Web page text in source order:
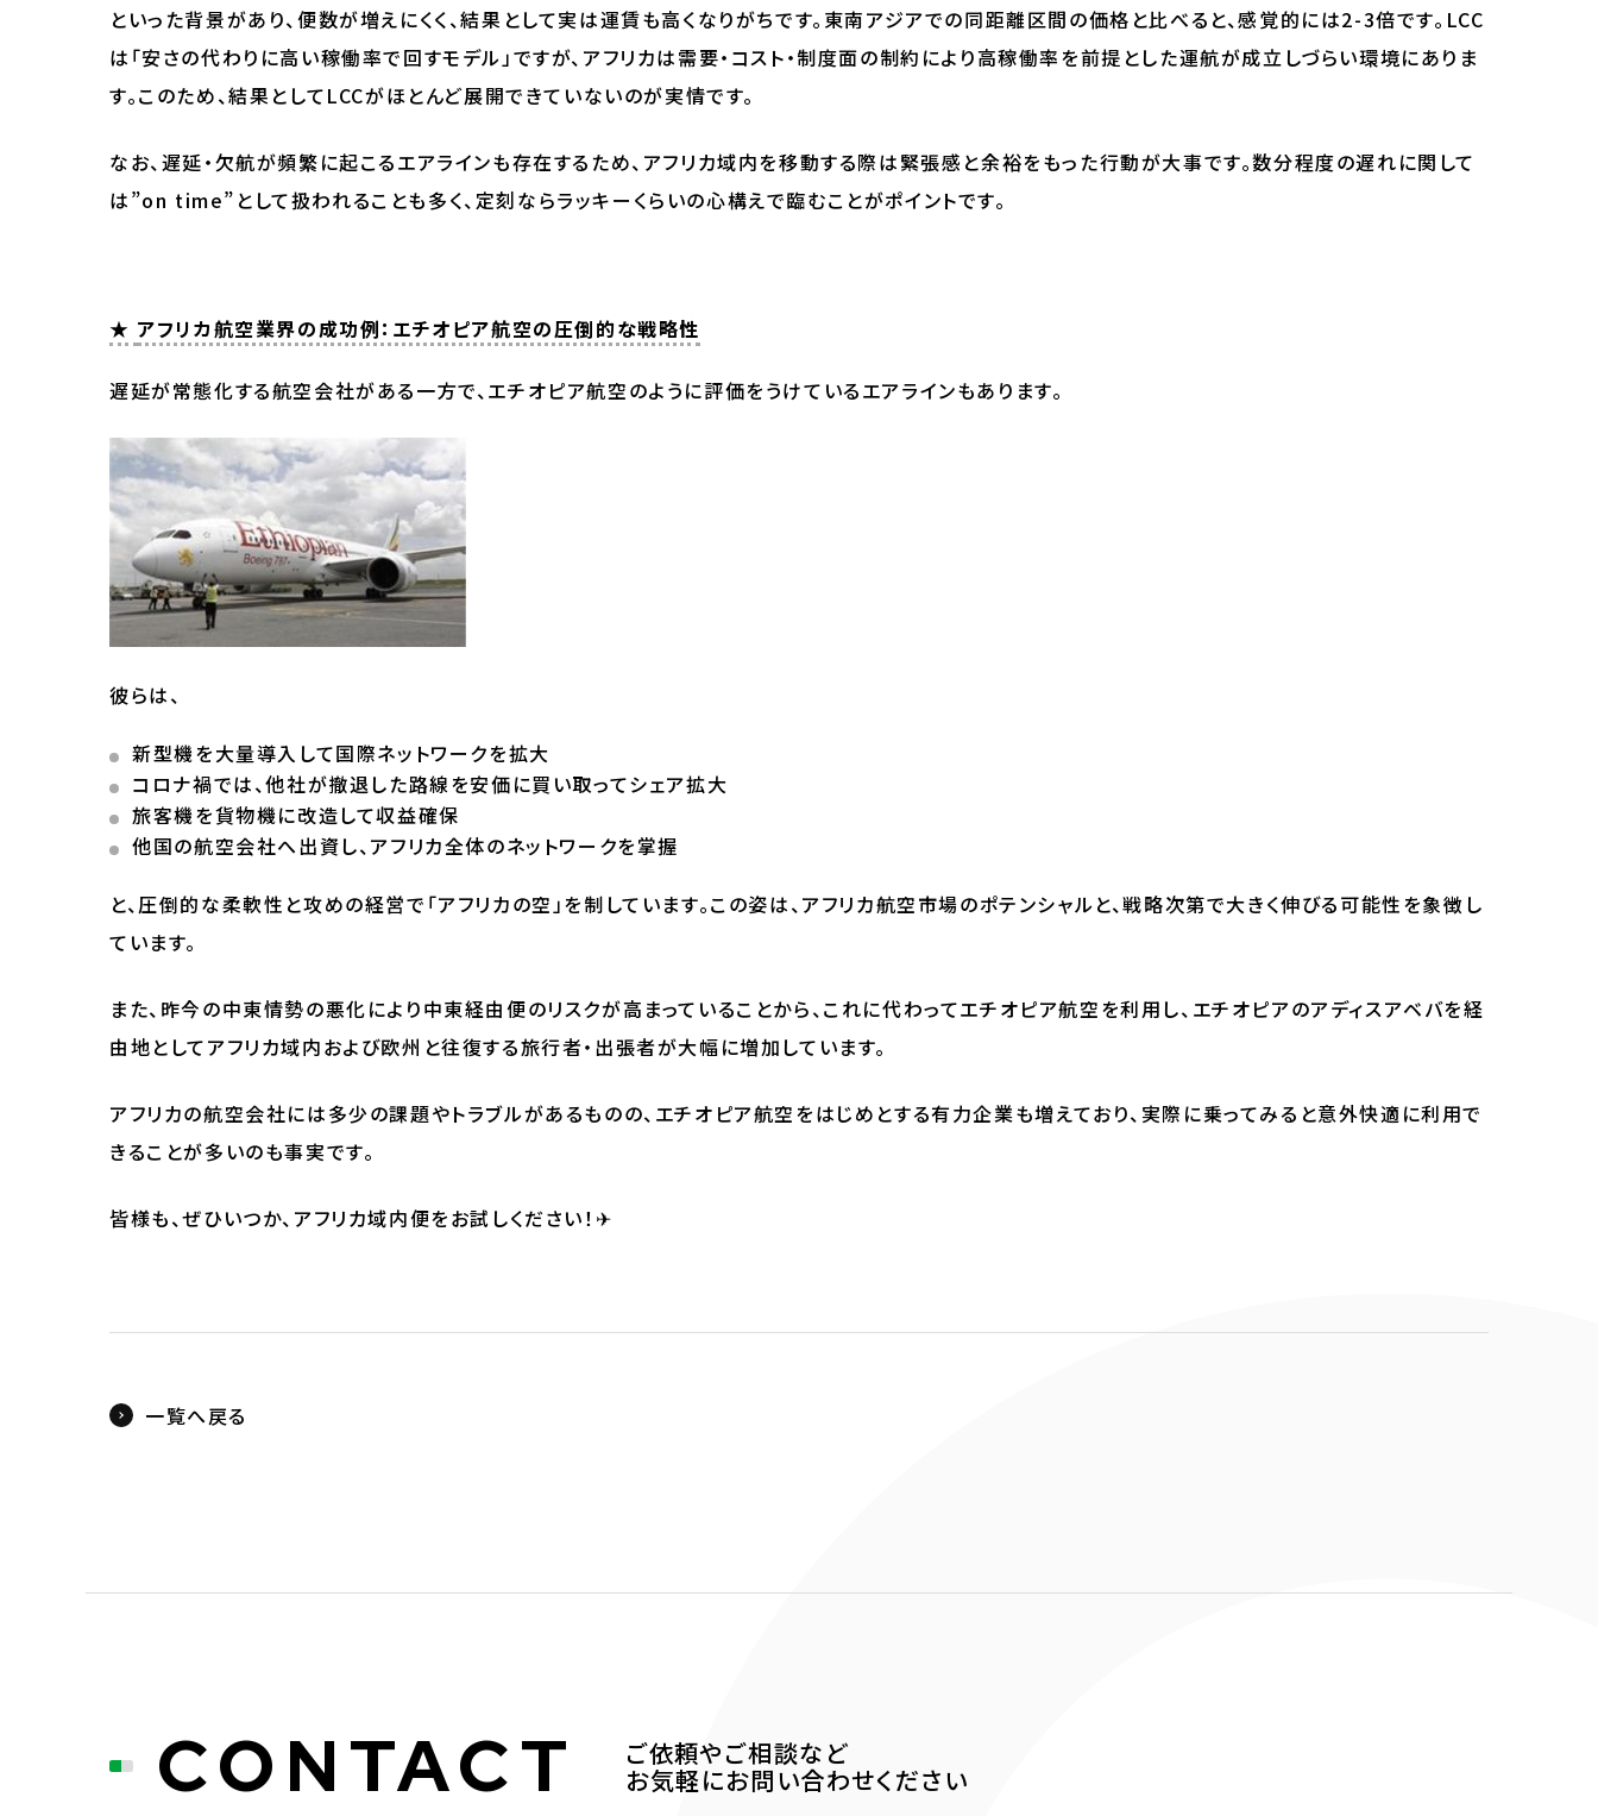
といった背景があり、便数が増えにくく、結果として実は運賃も高くなりがちです。東南アジアでの同距離区間の価格と比べると、感覚的には2-3倍です。LCC
は「安さの代わりに高い稼働率で回すモデル」ですが、アフリカは需要・コスト・制度面の制約により高稼働率を前提とした運航が成立しづらい環境にありま
す。このため、結果としてLCCがほとんど展開できていないのが実情です。
なお、遅延・欠航が頻繁に起こるエアラインも存在するため、アフリカ域内を移動する際は緊張感と余裕をもった行動が大事です。数分程度の遅れに関して
は”on time”として扱われることも多く、定刻ならラッキーくらいの心構えで臨むことがポイントです。
★ アフリカ航空業界の成功例：エチオピア航空の圧倒的な戦略性
遅延が常態化する航空会社がある一方で、エチオピア航空のように評価をうけているエアラインもあります。
彼らは、
新型機を大量導入して国際ネットワークを拡大
コロナ禍では、他社が撤退した路線を安価に買い取ってシェア拡大
旅客機を貨物機に改造して収益確保
他国の航空会社へ出資し、アフリカ全体のネットワークを掌握
と、圧倒的な柔軟性と攻めの経営で「アフリカの空」を制しています。この姿は、アフリカ航空市場のポテンシャルと、戦略次第で大きく伸びる可能性を象徴し
ています。
また、昨今の中東情勢の悪化により中東経由便のリスクが高まっていることから、これに代わってエチオピア航空を利用し、エチオピアのアディスアベバを経
由地としてアフリカ域内および欧州と往復する旅行者・出張者が大幅に増加しています。
アフリカの航空会社には多少の課題やトラブルがあるものの、エチオピア航空をはじめとする有力企業も増えており、実際に乗ってみると意外快適に利用で
きることが多いのも事実です。
皆様も、ぜひいつか、アフリカ域内便をお試しください！✈
一覧へ戻る
CONTACT ご依頼やご相談など
お気軽にお問い合わせください